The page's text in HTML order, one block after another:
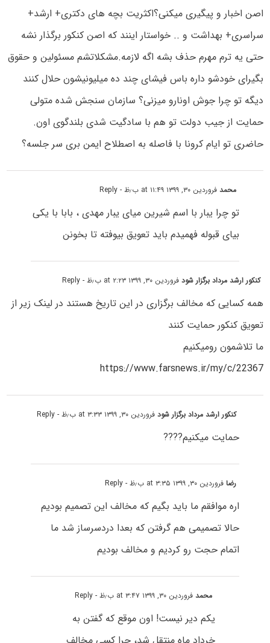
اصن اخبار و پیگیری میکنی؟اکثریت بچه های دکتری+ ارشد+
سراسری+ بهداشت و .. خواستار اینند که اصن کنکور برگذار نشه
حتی یه ترم مهرم حذف بشه اگه لازمه.مشکلاتشم مسئولین و حقوق
بگیرای خودشو داره باس فیشای چند ده میلیونیشون حلال کنند
دیگه تو چرا جوش اونارو میزنی؟ سازمان سنجش شده متولی
حمایت از جیب دولت تو هم با سادگیت شدی بلندگوی اون.
حاضری تو ایام کرونا با فاصله به اصطلاح ایمن بری سر جلسه؟
محمدفروردین ۳۰, ۱۳۹۹ at ۱۱:۴۹ ب٫ظ - Reply
تو چرا یبار با اسم شیرین میای یبار مهدی ، بابا با یکی
بیای قبوله فهمیدم باید تعویق بیوفته تا بخونن
کنکور ارشد مرداد برگزار شودفروردین ۳۰, ۱۳۹۹ at ۲:۲۳ ب٫ظ - Reply
همه کسایی که مخالف برگزاری در این تاریخ هستند در لینک زیر از
تعویق کنکور حمایت کنند
ما تلاشمون رو‌میکنیم
https://www.farsnews.ir/my/c/22367
کنکور ارشد مرداد برگزار شودفروردین ۳۰, ۱۳۹۹ at ۳:۳۳ ب٫ظ - Reply
حمایت میکنیم????
رضافروردین ۳۰, ۱۳۹۹ at ۳:۳۵ ب٫ظ - Reply
اره موافقم ما باید بگیم که مخالف این تصمیم بودیم
حالا تصمیمی هم گرفتن که بعدا دردسرساز شد ما
اتمام حجت رو کردیم و مخالف بودیم
محمدفروردین ۳۰, ۱۳۹۹ at ۳:۴۷ ب٫ظ - Reply
یکم دیر نیست! اون موقع که گفتن به